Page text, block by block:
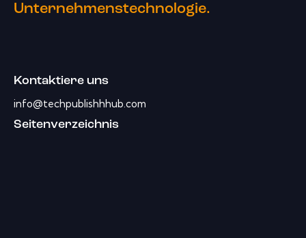
Unternehmenstechnologie.
Kontaktiere uns
info@techpublishhhub.com
Seitenverzeichnis